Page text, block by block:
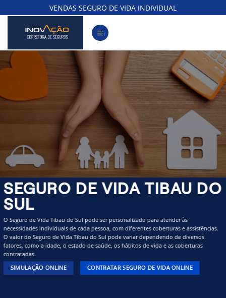
to
content
VENDAS SEGURO DE VIDA INDIVIDUAL
SEGURO DE VIDA TIBAU DO
SUL
O Seguro de Vida Tibau do Sul pode ser personalizado para atender às
necessidades individuais de cada pessoa, com diferentes coberturas e assistências.
O valor do Seguro de Vida Tibau do Sul pode variar dependendo de diversos
fatores, como a idade, o estado de saúde, os hábitos de vida e as coberturas
contratadas.
SIMULAÇÃO ONLINE CONTRATAR SEGURO DE VIDA ONLINE